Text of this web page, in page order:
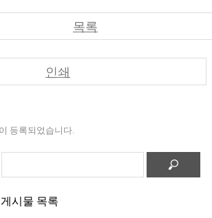
목록
인쇄
등록되었습니다.
시물 목록